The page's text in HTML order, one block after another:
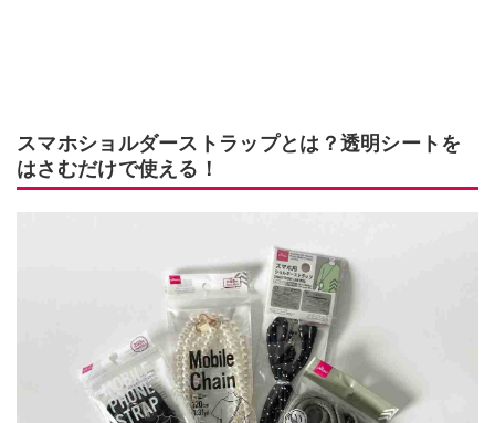
スマホショルダーストラップとは？透明シートを
はさむだけで使える！